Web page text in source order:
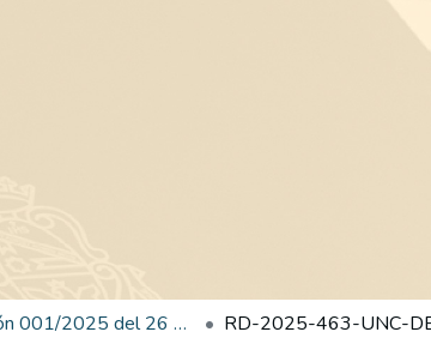
Edición 001/2025 del 26 de mayo de 2025